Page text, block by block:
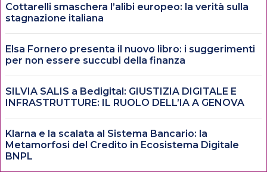
Cottarelli smaschera l’alibi europeo: la verità sulla
stagnazione italiana
Elsa Fornero presenta il nuovo libro: i suggerimenti
per non essere succubi della finanza
SILVIA SALIS a Bedigital: GIUSTIZIA DIGITALE E
INFRASTRUTTURE: IL RUOLO DELL’IA A GENOVA
Klarna e la scalata al Sistema Bancario: la
Metamorfosi del Credito in Ecosistema Digitale
BNPL